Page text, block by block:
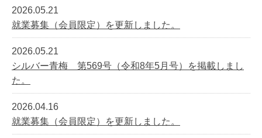
2026.05.21
就業募集（会員限定）を更新しました。
2026.05.21
シルバー青梅 第569号（令和8年5月号）を掲載しまし
た。
2026.04.16
就業募集（会員限定）を更新しました。